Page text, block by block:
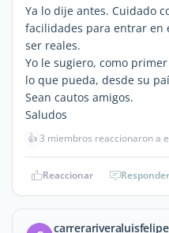
Ya lo dije antes. Cuidado
facilidades para entrar en
ser reales.
Yo le sugiero, como
lo que pueda, desde su
Sean cautos amigos.
Saludos
👍3 miembros reaccionaron a
Reaccionar Responder
carrerariveraluisfelipe